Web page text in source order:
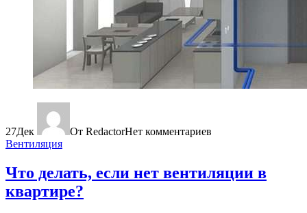
27Дек От RedactorНет комментариев
Вентиляция
Что делать, если нет вентиляции в
квартире?